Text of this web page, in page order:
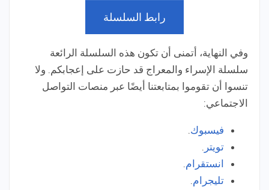
رابط السلسلة
وفي النهاية، أتمنى أن تكون هذه السلسلة الرائعة
سلسلة الإسراء والمعراج قد حازت على إعجابكم. ولا
تنسوا أن تقوموا بمتابعتنا أيضًا عبر منصات التواصل
الاجتماعي:
فيسبوك.
تويتر .
انستقرام.
تليجرام.